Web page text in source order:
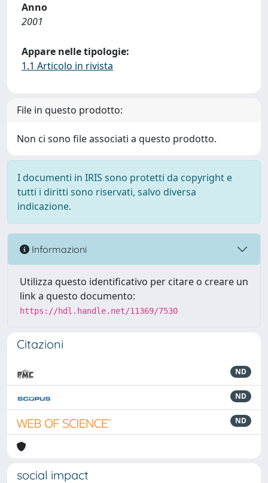
Anno
2001
Appare nelle tipologie:
1.1 Articolo in rivista
File in questo prodotto:
Non ci sono file associati a questo prodotto.
I documenti in IRIS sono protetti da copyright e
tutti i diritti sono riservati, salvo diversa
indicazione.
Informazioni
Utilizza questo identificativo per citare o creare un
link a questo documento:
https://hdl.handle.net/11369/7530
Citazioni
ND
ND
ND
social impact